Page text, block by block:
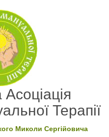
Асоціація
Терапії
Миколи Сергійовича